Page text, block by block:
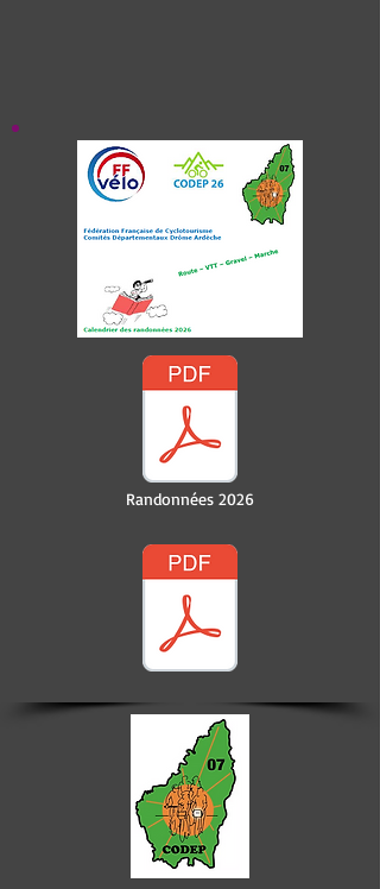
Randonnées 2026